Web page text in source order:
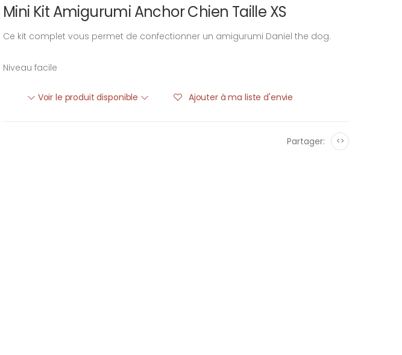
Mini Kit Amigurumi Anchor Chien Taille XS
Ce kit complet vous permet de confectionner un amigurumi Daniel the dog.
Niveau facile
Voir le produit disponible Ajouter à ma liste d'envie
Partager: <>